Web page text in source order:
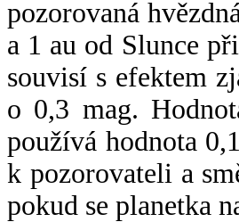
pozorovaná
a 1 au od Slunce
souvisí s efektem
o 0,3 mag.
používá hodnota
k pozorovateli a
pokud se planetka